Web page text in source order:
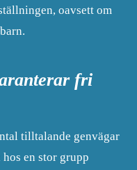
oavsett om
fri
tilltalande genvägar
en stor grupp